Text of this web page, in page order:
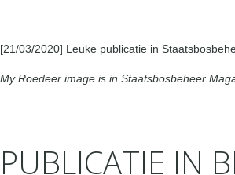
[21/03/2020] Leuke publicatie in
My Roedeer image is in Staatsbosbeheer
PUBLICATIE IN